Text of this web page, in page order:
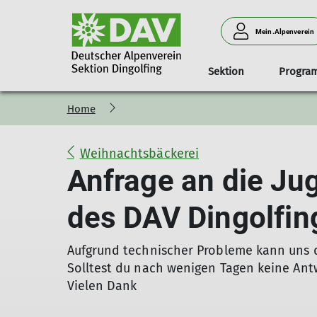
Mein.Alpenverein
Sektion
Vorstand Aktuelles
Sommertouren
Wandern
Bergsteigen
Hochtouren
Klettersteig
Wintertouren
Winterwandern
Schneeschuhtouren
Skitouren
Winterbergsteigen
Routen Kletterkurse
Trainer
Jahresprogramm Klettergruppen
Gruppe Montag 1
Gruppe Montag 2
Gruppe Freitag
Jahresprogramm
Wandern Bergsteigen Hochtouren
Home
Weihnachtsbäckerei
Anfrage an die
des DAV
Aufgrund technischer Probleme kann
Solltest du nach wenigen Tagen keine
Vielen Dank